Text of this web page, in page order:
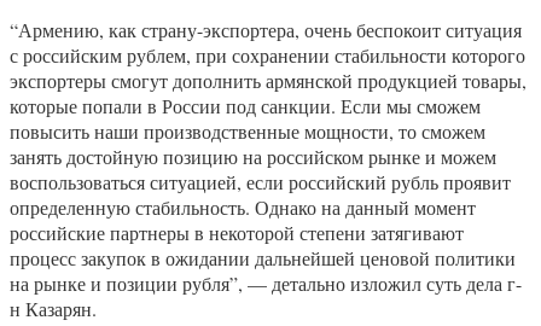
“Армению, как страну-экспортера, очень беспокоит ситуация
с российским рублем, при сохранении стабильности которого
экспортеры смогут дополнить армянской продукцией товары,
которые попали в России под санкции. Если мы сможем
повысить наши производственные мощности, то сможем
занять достойную позицию на российском рынке и можем
воспользоваться ситуацией, если российский рубль проявит
определенную стабильность. Однако на данный момент
российские партнеры в некоторой степени затягивают
процесс закупок в ожидании дальнейшей ценовой политики
на рынке и позиции рубля”, — детально изложил суть дела г-
н Казарян.